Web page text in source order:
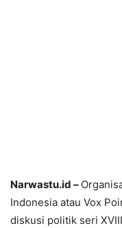
Narwastu.id –
Indonesia atau Vox
diskusi politik seri